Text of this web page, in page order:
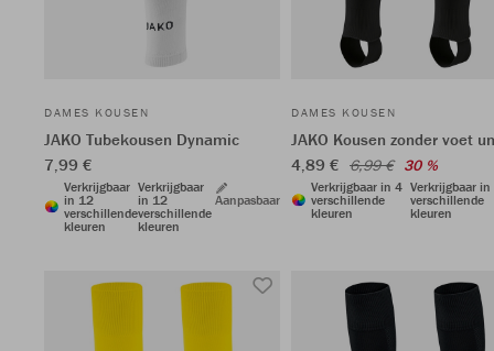
DAMES KOUSEN
JAKO Tubekousen Dynamic
7,99 €
Verkrijgbaar
in 12
verschillende
kleuren
Verkrijgbaar
in 12
verschillende
kleuren
Aanpasbaar
DAMES KOUSEN
JAKO Kousen zonder voet
4,89 € 6,99 € 30 %
Verkrijgbaar in 4
verschillende
kleuren
Verkrijgbaar in
verschillende
kleuren